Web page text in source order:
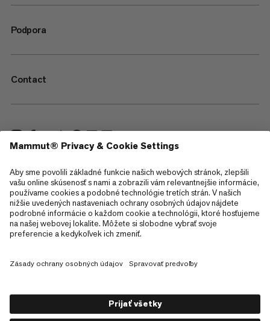
Podpora
Contact
—
Sitemap
Cookies
Právne informácie
Zásady ochrany osobných údajov